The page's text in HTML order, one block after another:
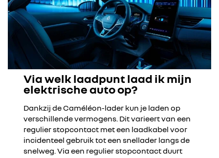
Via welk laadpunt laad ik mijn
elektrische auto op?
Dankzij de Caméléon-lader kun je laden op
verschillende vermogens. Dit varieert van een
regulier stopcontact met een laadkabel voor
incidenteel gebruik tot een snellader langs de
snelweg. Via een regulier stopcontact duurt